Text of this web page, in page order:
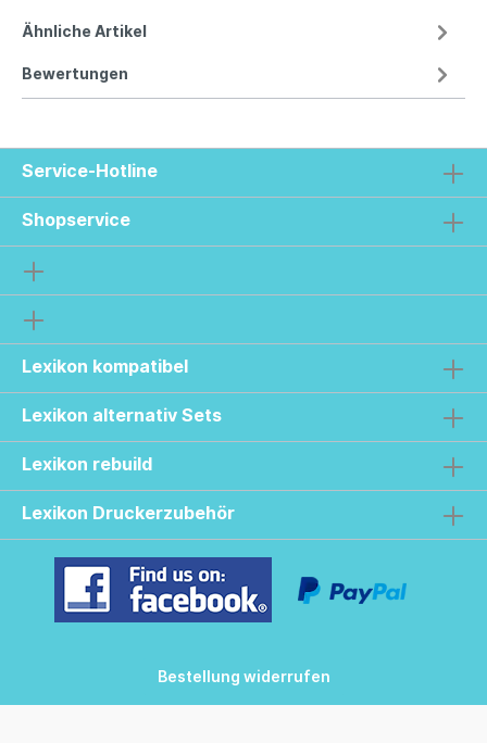
Ähnliche Artikel
Bewertungen
Service-Hotline
Shopservice
Lexikon kompatibel
Lexikon alternativ Sets
Lexikon rebuild
Lexikon Druckerzubehör
Bestellung widerrufen